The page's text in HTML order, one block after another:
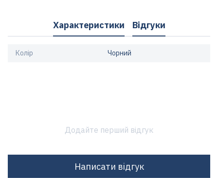
Характеристики Відгуки
Колір Чорний
Додайте перший відгук
Написати відгук